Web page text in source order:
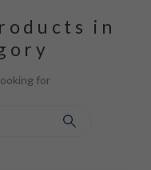
in
for